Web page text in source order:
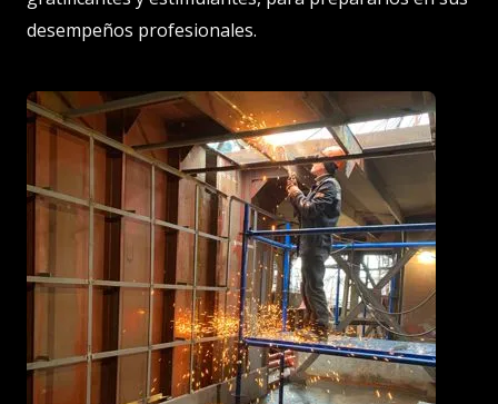
desempeños profesionales.